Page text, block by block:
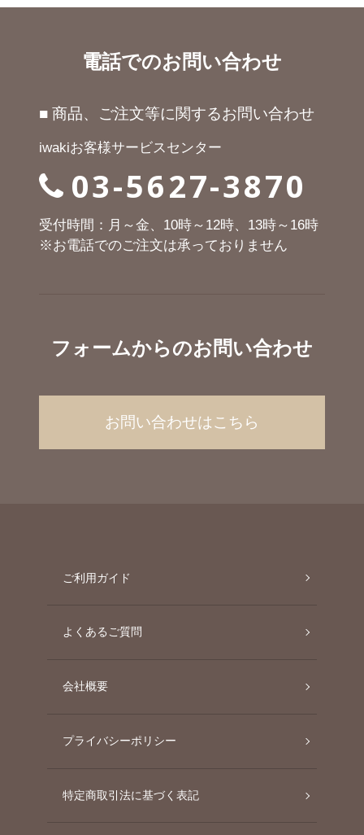
電話でのお問い合わせ
■ 商品、ご注文等に関するお問い合わせ
iwakiお客様サービスセンター
03-5627-3870
受付時間：月～金、10時～12時、13時～16時
※お電話でのご注文は承っておりません
フォームからのお問い合わせ
お問い合わせはこちら
ご利用ガイド
よくあるご質問
会社概要
プライバシーポリシー
特定商取引法に基づく表記